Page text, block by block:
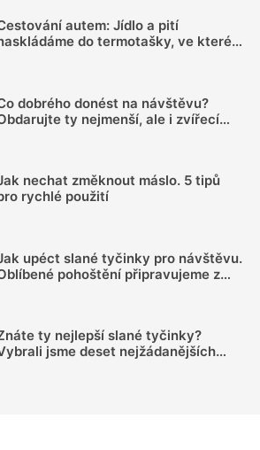
autem: Jídlo a pití
do termotašky, ve které
dobrého donést na návštěvu?
ty nejmenší, ale i zvířecí
nechat změknout máslo. 5 tipů
rychlé použití
upéct slané tyčinky pro návštěvu.
pohoštění připravujeme z
ty nejlepší slané tyčinky?
jsme deset nejžádanějších